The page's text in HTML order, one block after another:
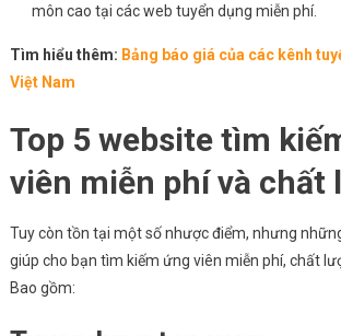
môn cao tại các web tuyển dụng miễn phí.
Tìm hiểu thêm: Bảng báo giá của các kênh
Việt Nam
Top 5 website tìm
viên miễn phí và chất
Tuy còn tồn tại một số nhược điểm, nhưng
giúp cho bạn tìm kiếm ứng viên miễn phí, chất
Bao gồm: